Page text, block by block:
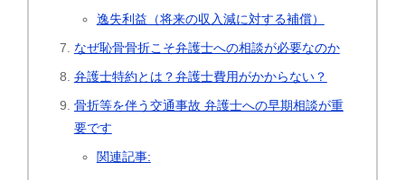
逸失利益（将来の収入減に対する補償）
なぜ恥骨骨折こそ弁護士への相談が必要なのか
弁護士特約とは？弁護士費用がかからない？
骨折等を伴う交通事故 弁護士への早期相談が重
要です
関連記事: